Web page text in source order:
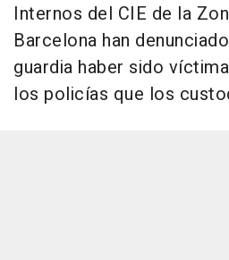
Internos del CIE de la
Barcelona han
guardia haber sido
los policías que los